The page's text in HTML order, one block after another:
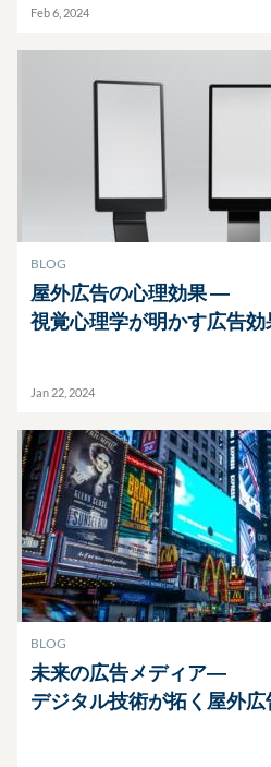
Feb 6, 2024
BLOG
屋外広告の心理効果 ―
視覚心理学が明かす広告
Jan 22, 2024
BLOG
未来の広告メディア―
デジタル技術が拓く屋外